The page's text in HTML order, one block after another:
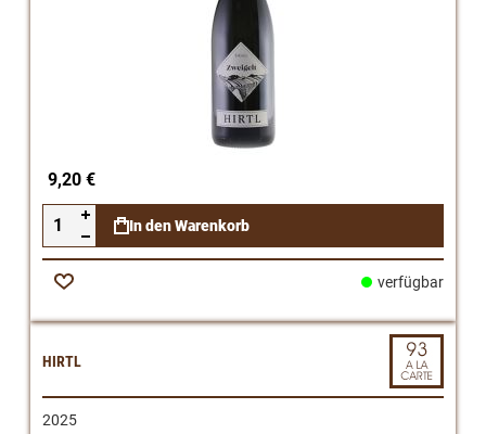
9,20 €
In den Warenkorb
Zur
verfügbar
HIRTL
2025